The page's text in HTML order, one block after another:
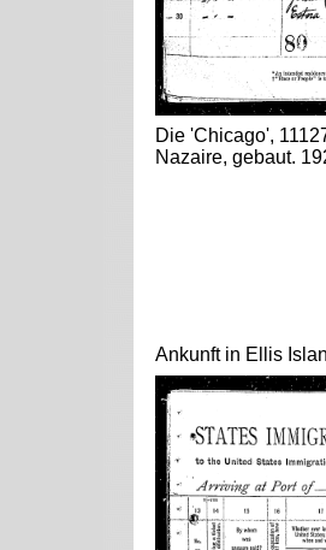
Die 'Chicago',
Nazaire, gebaut.
Ankunft in Ellis